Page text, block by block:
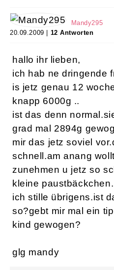
Mandy295
20.09.2009 | 12 Antworten
hallo ihr lieben,
ich hab ne dringende
is jetz genau 12
knapp 6000g ..
ist das denn
grad mal 2894g
mir das jetz soviel
schnell.am anang
zunehmen u jetz so
kleine paustbäckchen.
ich stille übrigens.ist
so?gebt mir mal ein
kind gewogen?
glg mandy